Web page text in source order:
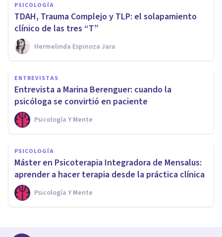
PSICOLOGÍA
TDAH, Trauma Complejo y TLP: el solapamiento
clínico de las tres “T”
Hermelinda Espinoza Jara
ENTREVISTAS
Entrevista a Marina Berenguer: cuando la
psicóloga se convirtió en paciente
Psicología Y Mente
PSICOLOGÍA
Máster en Psicoterapia Integradora de Mensalus:
aprender a hacer terapia desde la práctica clínica
Psicología Y Mente